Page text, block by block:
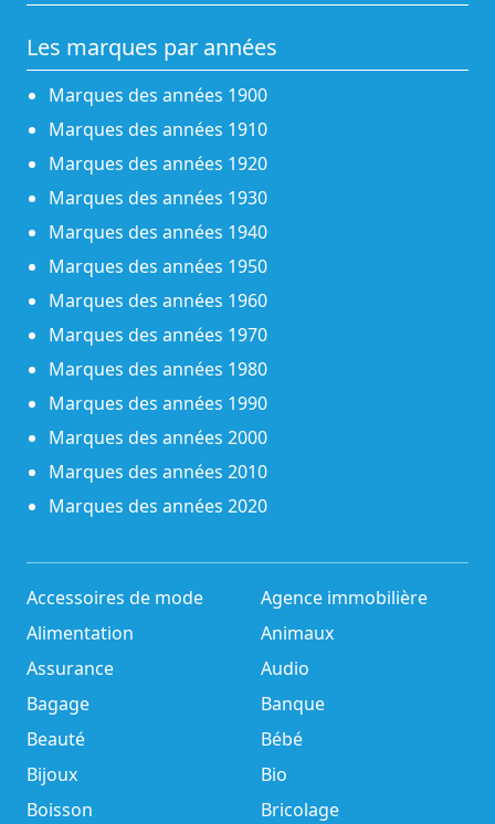
Les marques par années
Marques des années 1900
Marques des années 1910
Marques des années 1920
Marques des années 1930
Marques des années 1940
Marques des années 1950
Marques des années 1960
Marques des années 1970
Marques des années 1980
Marques des années 1990
Marques des années 2000
Marques des années 2010
Marques des années 2020
Accessoires de mode
Agence immobilière
Alimentation
Animaux
Assurance
Audio
Bagage
Banque
Beauté
Bébé
Bijoux
Bio
Boisson
Bricolage